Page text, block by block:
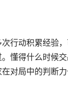
行动积累经验
懂得什么时候
对局中的判断力